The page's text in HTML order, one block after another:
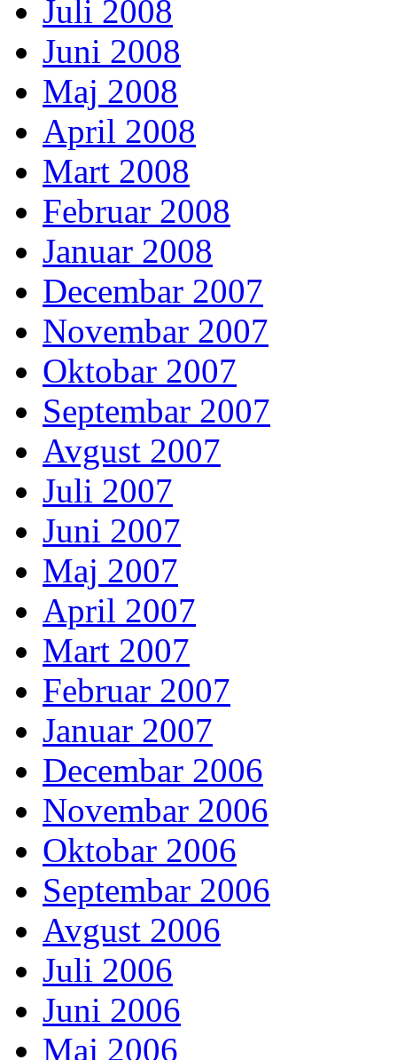
Juli 2008
Juni 2008
Maj 2008
April 2008
Mart 2008
Februar 2008
Januar 2008
Decembar 2007
Novembar 2007
Oktobar 2007
Septembar 2007
Avgust 2007
Juli 2007
Juni 2007
Maj 2007
April 2007
Mart 2007
Februar 2007
Januar 2007
Decembar 2006
Novembar 2006
Oktobar 2006
Septembar 2006
Avgust 2006
Juli 2006
Juni 2006
Maj 2006